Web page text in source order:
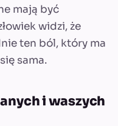
mają być
widzi, że
ten ból, który ma
sama.
i waszych